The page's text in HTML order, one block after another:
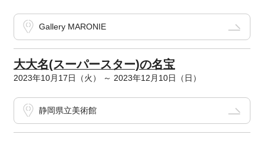
Gallery MARONIE
大大名(スーパースター)の名宝
2023年10月17日（火） ～ 2023年12月10日（日）
静岡県立美術館